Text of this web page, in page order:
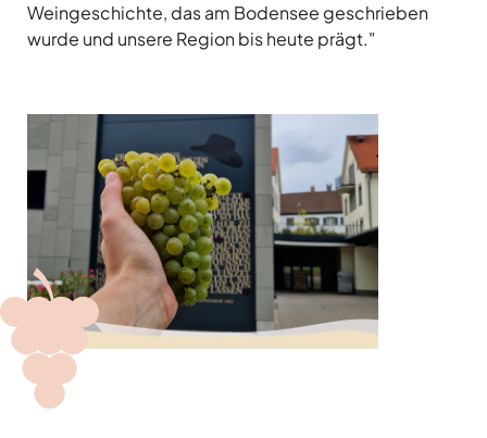
Weingeschichte, das am Bodensee geschrieben
wurde und unsere Region bis heute prägt."